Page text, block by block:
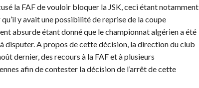
la FAF de vouloir bloquer la JSK, ceci étant notamment
qu’il y avait une possibilité de reprise de la coupe
absurde étant donné que le championnat algérien a été
disputer. A propos de cette décision, la direction du club
dernier, des recours à la FAF et à plusieurs
afin de contester la décision de l’arrêt de cette